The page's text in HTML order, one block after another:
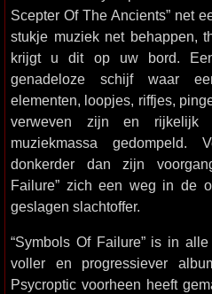
Scepter Of The Ancients” net
stukje muziek net behappen,
krijgt u dit op uw bord.
genadeloze schijf waar
elementen, loopjes, riffjes,
verweven zijn en rijkelijk
muziekmassa gedompeld.
donkerder dan zijn
Failure” zich een weg in de
geslagen slachtoffer.
“Symbols Of Failure” is in
voller en progressiever
Psycroptic voorheen heeft